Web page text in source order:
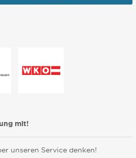
mit!
unseren Service denken!